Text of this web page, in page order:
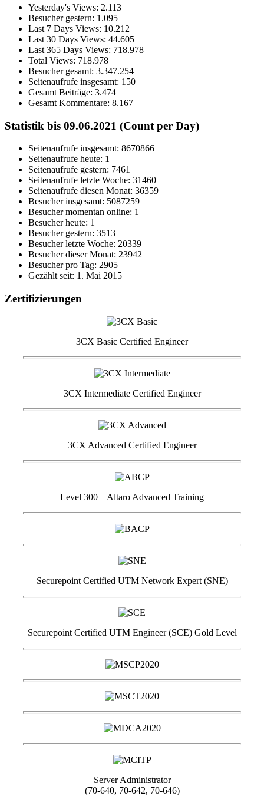
Yesterday's Views: 2.113
Besucher gestern: 1.095
Last 7 Days Views: 10.212
Last 30 Days Views: 44.605
Last 365 Days Views: 718.978
Total Views: 718.978
Besucher gesamt: 3.347.254
Seitenaufrufe insgesamt: 150
Gesamt Beiträge: 3.474
Gesamt Kommentare: 8.167
Statistik bis 09.06.2021 (Count per Day)
Seitenaufrufe insgesamt: 8670866
Seitenaufrufe heute: 1
Seitenaufrufe gestern: 7461
Seitenaufrufe letzte Woche: 31460
Seitenaufrufe diesen Monat: 36359
Besucher insgesamt: 5087259
Besucher momentan online: 1
Besucher heute: 1
Besucher gestern: 3513
Besucher letzte Woche: 20339
Besucher dieser Monat: 23942
Besucher pro Tag: 2905
Gezählt seit: 1. Mai 2015
Zertifizierungen
3CX Basic Certified Engineer
3CX Intermediate Certified Engineer
3CX Advanced Certified Engineer
Level 300 – Altaro Advanced Training
Securepoint Certified UTM Network Expert (SNE)
Securepoint Certified UTM Engineer (SCE) Gold Level
Server Administrator
(70-640, 70-642, 70-646)